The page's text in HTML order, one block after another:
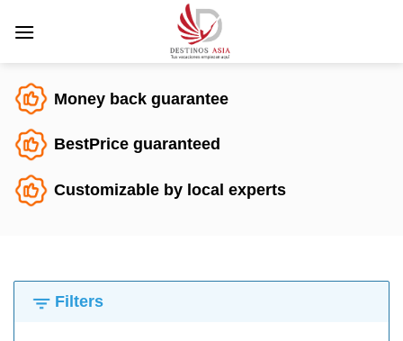
Money back guarantee
BestPrice guaranteed
Customizable by local experts
Filters